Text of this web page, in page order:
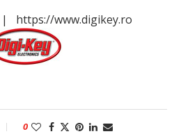
| https://www.digikey.ro
0